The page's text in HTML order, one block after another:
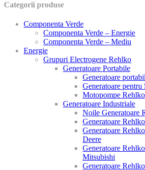
Categorii produse
Componenta Verde
Componenta Verde – Energie
Componenta Verde – Mediu
Energie
Grupuri Electrogene Rehlko
Generatoare Portabile
Generatoare
Generatoare pentru
Motopompe Rehlko
Generatoare Industriale
Noile Generatoare
Generatoare
Generatoare
Deere
Generatoare
Mitsubishi
Generatoare